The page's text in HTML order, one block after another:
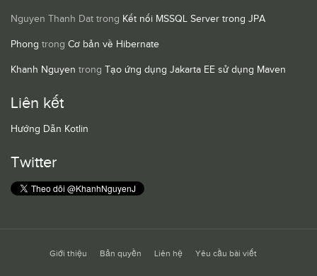
Nguyen Thanh Dat trong Kết nối MSSQL Server trong JPA
Phong trong Cơ bản về Hibernate
Khanh Nguyen trong Tạo ứng dụng Jakarta EE sử dụng Maven
Liên kết
Hướng Dẫn Kotlin
Twitter
Giới thiệu Bản quyền Liên hệ Yêu cầu bài viết